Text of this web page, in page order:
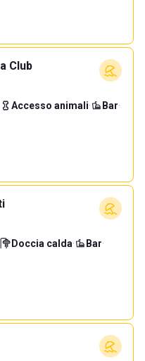
Club
Accesso animali· Bar·
Doccia calda· Bar·